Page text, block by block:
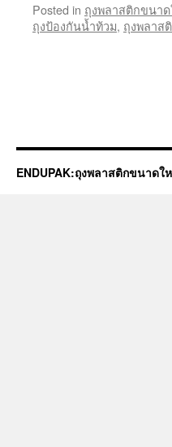
Posted in ถุงพลาสติกขนา
ถุงป้องกันน้ำท้วม, ถุงพลาส
ENDUPAK:ถุงพลาสติกขนาดใ